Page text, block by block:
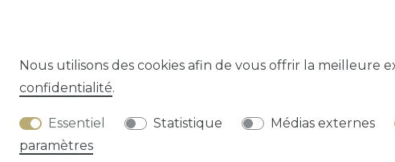
Nous utilisons des cookies afin de vous offrir la meilleure
confidentialité.
Essentiel Statistique Médias externes
paramètres